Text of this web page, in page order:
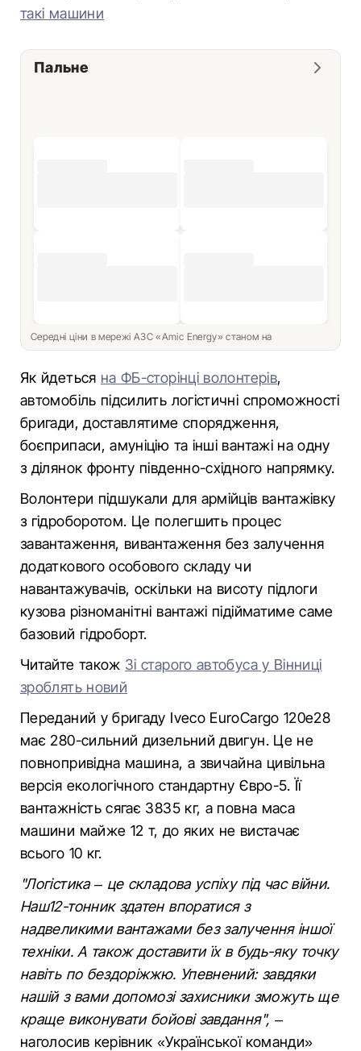
такі машини
Пальне
Середні ціни в мережі АЗС «Amic Energy» станом на
Як йдеться на ФБ-сторінці волонтерів,
автомобіль підсилить логістичні спроможності
бригади, доставлятиме спорядження,
боєприпаси, амуніцію та інші вантажі на одну
з ділянок фронту південно-східного напрямку.
Волонтери підшукали для армійців вантажівку
з гідроборотом. Це полегшить процес
завантаження, вивантаження без залучення
додаткового особового складу чи
навантажувачів, оскільки на висоту підлоги
кузова різноманітні вантажі підійматиме саме
базовий гідроборт.
Читайте також Зі старого автобуса у Вінниці
зроблять новий
Переданий у бригаду Iveco EuroCargo 120е28
має 280-сильний дизельний двигун. Це не
повнопривідна машина, а звичайна цивільна
версія екологічного стандартну Євро-5. Її
вантажність сягає 3835 кг, а повна маса
машини майже 12 т, до яких не вистачає
всього 10 кг.
"Логістика – це складова успіху під час війни.
Наш12-тонник здатен впоратися з
надвеликими вантажами без залучення іншої
техніки. А також доставити їх в будь-яку точку
навіть по бездоріжжю. Упевнений: завдяки
нашій з вами допомозі захисники зможуть ще
краще виконувати бойові завдання", –
наголосив керівник «Української команди»